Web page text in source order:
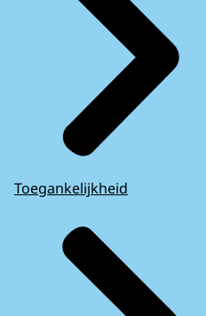
Toegankelijkheid